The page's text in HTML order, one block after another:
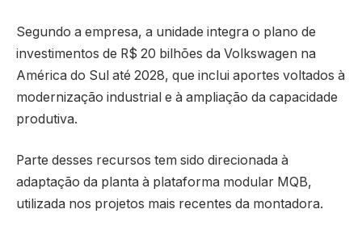
Segundo a empresa, a unidade integra o plano de
investimentos de R$ 20 bilhões da Volkswagen na
América do Sul até 2028, que inclui aportes voltados à
modernização industrial e à ampliação da capacidade
produtiva.
Parte desses recursos tem sido direcionada à
adaptação da planta à plataforma modular MQB,
utilizada nos projetos mais recentes da montadora.